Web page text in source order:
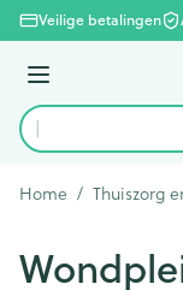
Ga naar de inhoud
Veilige betalingen
Menu
Product, merk,
Home / Thuiszorg